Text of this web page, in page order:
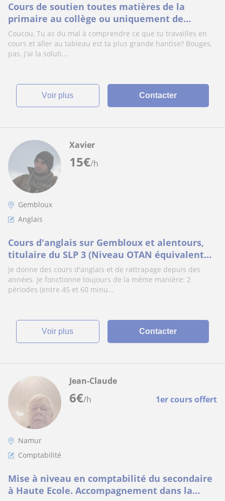
Cours de soutien toutes matières de la
primaire au collège ou uniquement de
l'espagnol
Coucou, Tu as du mal à comprendre ce que tu travailles en
cours et aller au tableau est ta plus grande hantise? Bouges,
pas, j'ai la soluti...
voir plus Contacter
15€/h
Xavier
Gembloux
Anglais
Cours d'anglais sur Gembloux et alentours,
titulaire du SLP 3 (Niveau OTAN équivalent
civil C1), je travaille dans l'aéronautique.
Je donne des cours d'anglais et de rattrapage depuis des
années. Je fonctionne toujours de la même manière: 2
périodes (entre 45 et 60 minu...
voir plus Contacter
6€/h 1er cours offert
Jean-Claude
Namur
Comptabilité
Mise à niveau en comptabilité du secondaire
à Haute Ecole. Accompagnement dans la